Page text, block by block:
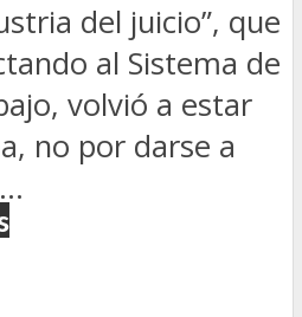
del juicio”, que
al Sistema de
volvió a estar
no por darse a